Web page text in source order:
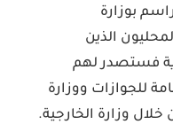
بوزارة
الذين
فستصدر لهم
للجوازات ووزارة
خلال وزارة الخارجية.